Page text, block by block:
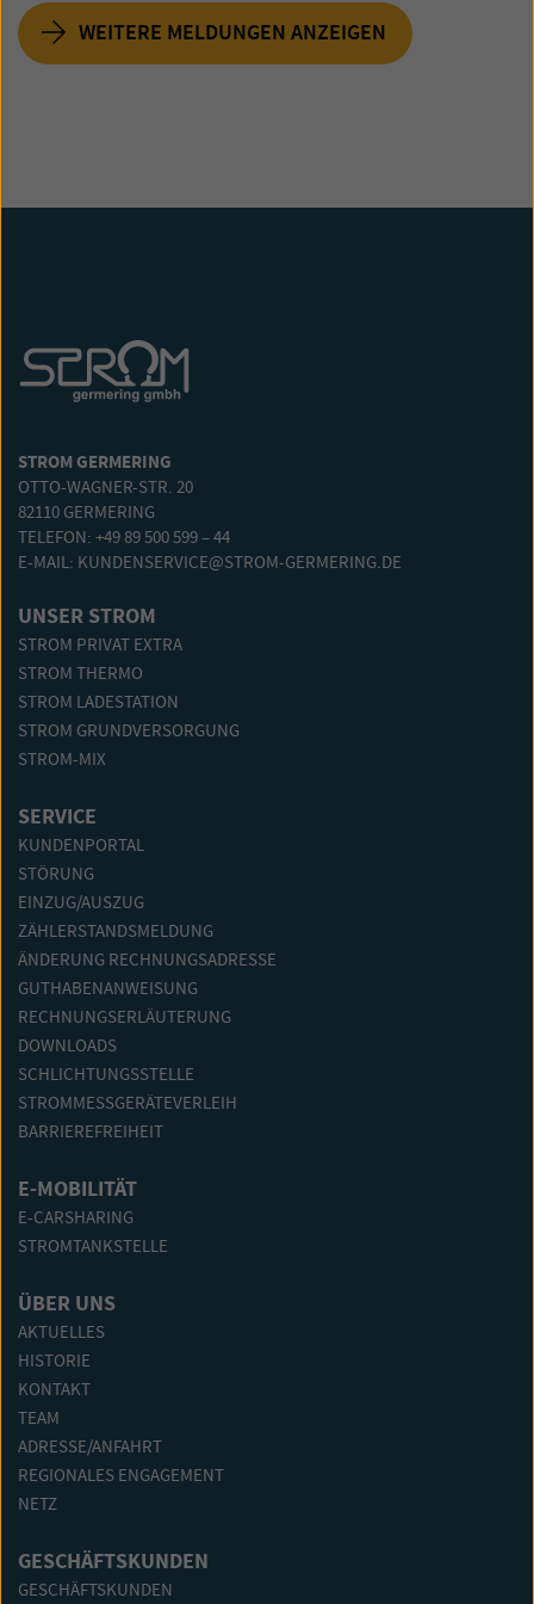
WEITERE MELDUNGEN ANZEIGEN
STROM GERMERING
OTTO-WAGNER-STR. 20
82110 GERMERING
TELEFON: +49 89 500 599 – 44
E-MAIL: KUNDENSERVICE@STROM-GERMERING.DE
UNSER STROM
STROM PRIVAT EXTRA
STROM THERMO
STROM LADESTATION
STROM GRUNDVERSORGUNG
STROM-MIX
SERVICE
KUNDENPORTAL
STÖRUNG
EINZUG/AUSZUG
ZÄHLERSTANDSMELDUNG
ÄNDERUNG RECHNUNGSADRESSE
GUTHABENANWEISUNG
RECHNUNGSERLÄUTERUNG
DOWNLOADS
SCHLICHTUNGSSTELLE
STROMMESSGERÄTEVERLEIH
BARRIEREFREIHEIT
E-MOBILITÄT
E-CARSHARING
STROMTANKSTELLE
ÜBER UNS
AKTUELLES
HISTORIE
KONTAKT
TEAM
ADRESSE/ANFAHRT
REGIONALES ENGAGEMENT
NETZ
GESCHÄFTSKUNDEN
GESCHÄFTSKUNDEN